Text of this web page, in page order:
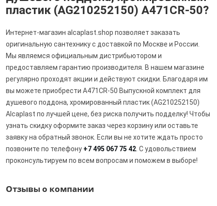
пластик (AG210252150) A471CR-50?
Интернет-магазин alcaplast.shop позволяет заказать
оригинальную сантехнику с доставкой по Москве и России.
Мы являемся официальным дистрибьютором и
предоставляем гарантию производителя. В нашем магазине
регулярно проходят акции и действуют скидки. Благодаря им
вы можете приобрести A471CR-50 Выпускной комплект для
душевого поддона, хромированный пластик (AG210252150)
Alcaplast по лучшей цене, без риска получить подделку! Чтобы
узнать скидку оформите заказ через корзину или оставьте
заявку на обратный звонок. Если вы не хотите ждать просто
позвоните по телефону +7 495 067 75 42 . С удовольствием
проконсультируем по всем вопросам и поможем в выборе!
Отзывы о компании